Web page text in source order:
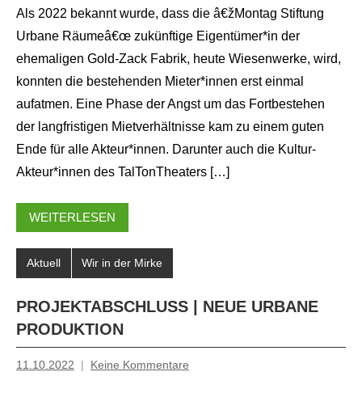
Als 2022 bekannt wurde, dass die â€žMontag Stiftung
Urbane Räumeâ€œ zukünftige Eigentümer*in der
ehemaligen Gold-Zack Fabrik, heute Wiesenwerke, wird,
konnten die bestehenden Mieter*innen erst einmal
aufatmen. Eine Phase der Angst um das Fortbestehen
der langfristigen Mietverhältnisse kam zu einem guten
Ende für alle Akteur*innen. Darunter auch die Kultur-
Akteur*innen des TalTonTheaters […]
WEITERLESEN
Aktuell Wir in der Mirke
PROJEKTABSCHLUSS | NEUE URBANE
PRODUKTION
11.10.2022
Mosche
Keine Kommentare